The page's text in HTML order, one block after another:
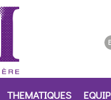
THEMATIQUES